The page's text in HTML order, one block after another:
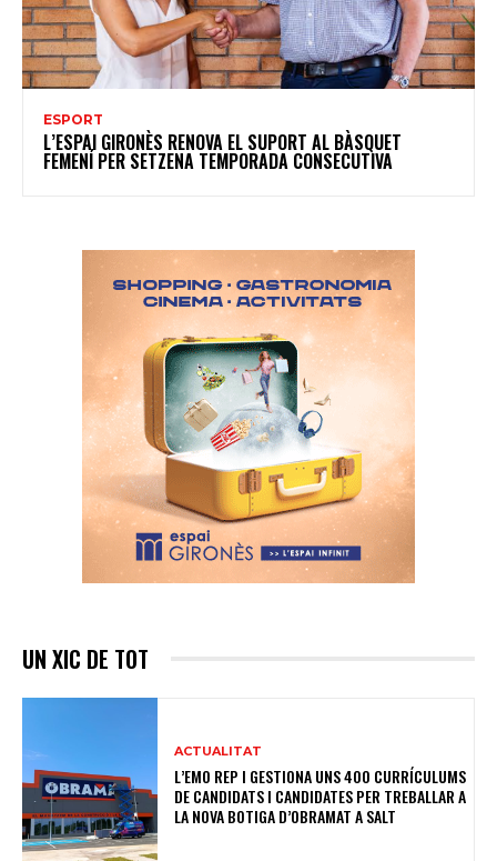
ESPORT
L’ESPAI GIRONÈS RENOVA EL SUPORT AL BÀSQUET
FEMENÍ PER SETZENA TEMPORADA CONSECUTIVA
UN XIC DE TOT
ACTUALITAT
L’EMO REP I GESTIONA UNS 400 CURRÍCULUMS
DE CANDIDATS I CANDIDATES PER TREBALLAR A
LA NOVA BOTIGA D’OBRAMAT A SALT